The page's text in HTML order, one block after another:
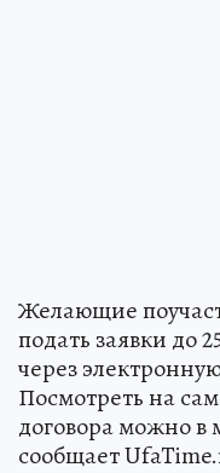
Желающие
подать заявки до
через
Посмотреть на
договора можно
сообщает